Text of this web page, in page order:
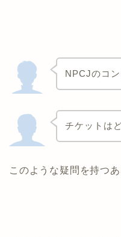
NPCJのコ
チケットは
このような疑問を持つあ